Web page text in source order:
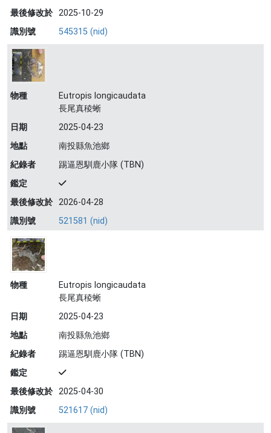
最後修改於 2025-10-29
識別號
545315 (nid)
物種
Eutropis longicaudata
長尾真稜蜥
日期
2025-04-23
地點
南投縣魚池鄉
紀錄者
踢逼恩馴鹿小隊 (TBN)
鑑定
最後修改於 2026-04-28
識別號
521581 (nid)
物種
Eutropis longicaudata
長尾真稜蜥
日期
2025-04-23
地點
南投縣魚池鄉
紀錄者
踢逼恩馴鹿小隊 (TBN)
鑑定
最後修改於 2025-04-30
識別號
521617 (nid)